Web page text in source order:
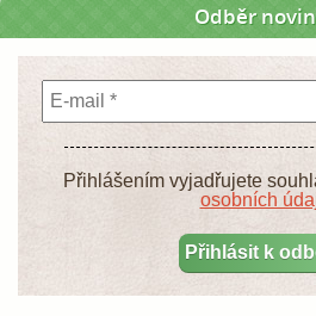
Odběr
Přihlášením vyjadřujete
osobních